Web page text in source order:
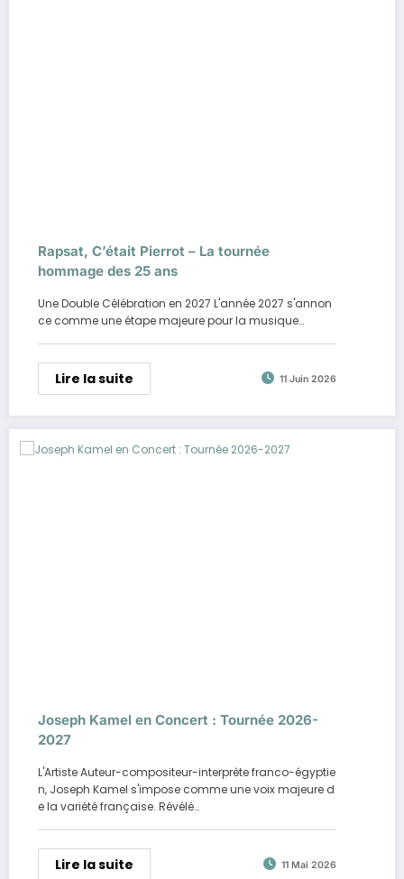
Rapsat, C’était Pierrot – La tournée
hommage des 25 ans
Une Double Célébration en 2027 L'année 2027 s'annon
ce comme une étape majeure pour la musique…
Lire la suite 11 Juin 2026
Joseph Kamel en Concert : Tournée 2026-
2027
L'Artiste Auteur-compositeur-interprète franco-égyptie
n, Joseph Kamel s'impose comme une voix majeure d
e la variété française. Révélé…
Lire la suite 11 Mai 2026